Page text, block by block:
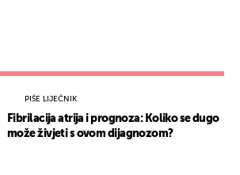
PIŠE LIJEČNIK
Fibrilacija atrija i prognoza: Koliko se dugo
može živjeti s ovom dijagnozom?